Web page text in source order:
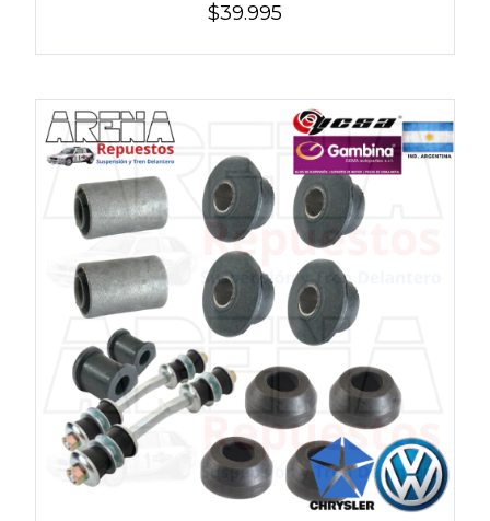
$39.995